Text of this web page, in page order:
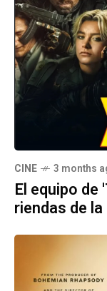
CINE 3 months
El equipo
riendas de